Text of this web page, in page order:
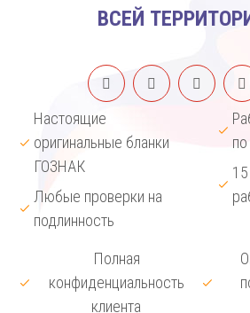
ВСЕЙ
Настоящие
оригинальные бланки
ГОЗНАК
Любые проверки на
подлинность
Полная
конфиденциальность
клиента